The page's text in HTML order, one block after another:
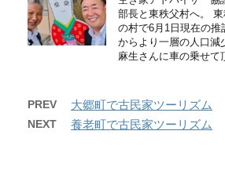
部長と東秩父村へ。
の村で6月1日現在の
からより一層の人口減
麻生さんに車の乗せて
PREV 大郷町で古民家ツーリズム
NEXT 養老町で古民家ツーリズム